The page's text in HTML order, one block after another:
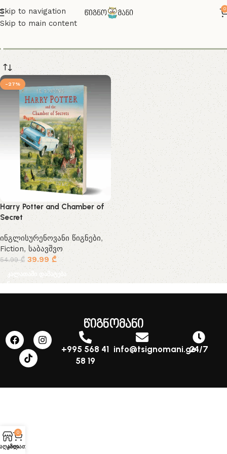
Skip to navigation
Skip to main content
0
-27%
Harry Potter and Chamber of
Secret
ინგლისურენოვანი წიგნები,
Fiction, საბავშვო
54.99₾ 39.99 ₾
კალათაში დამატება
წიგნომანი
+995 568 41
58 19
info@tsignomani.ge24/7
0
კალათა